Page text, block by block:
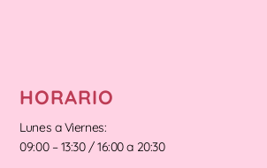
HORARIO
Lunes a Viernes:
09:00 – 13:30 / 16:00 a 20:30